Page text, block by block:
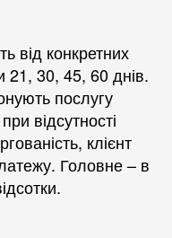
від конкретних
21, 30, 45, 60 днів.
послугу
відсутності
клієнт
Головне – в